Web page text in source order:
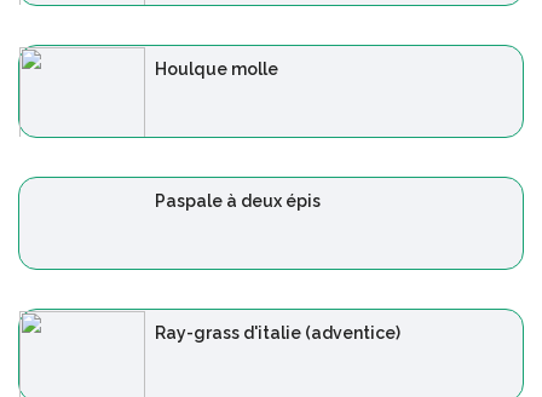
Houlque molle
Paspale à deux épis
Ray-grass d'italie (adventice)